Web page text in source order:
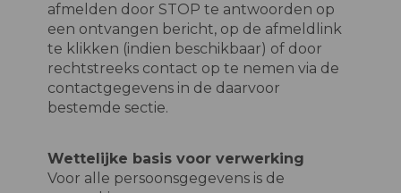
afmelden door STOP te antwoorden op
een ontvangen bericht, op de afmeldlink
te klikken (indien beschikbaar) of door
rechtstreeks contact op te nemen via de
contactgegevens in de daarvoor
bestemde sectie.
Wettelijke basis voor verwerking
Voor alle persoonsgegevens is de